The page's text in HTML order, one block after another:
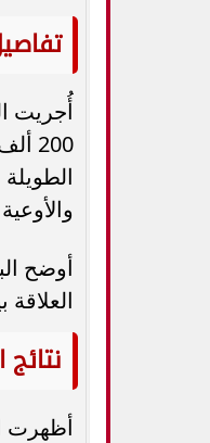
أُجريت
أوضح
أظهرت